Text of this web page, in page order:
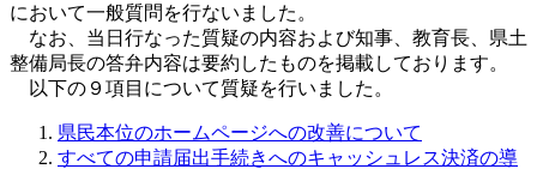
において一般質問を行ないました。
なお、当日行なった質疑の内容および知事、教育長、県土
整備局長の答弁内容は要約したものを掲載しております。
以下の９項目について質疑を行いました。
県民本位のホームページへの改善について
すべての申請届出手続きへのキャッシュレス決済の導